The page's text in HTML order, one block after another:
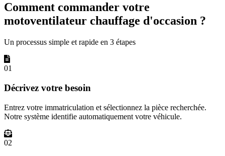
Comment commander votre
motoventilateur chauffage d'occasion ?
Un processus simple et rapide en 3 étapes
01
Décrivez votre besoin
Entrez votre immatriculation et sélectionnez la pièce recherchée.
Notre système identifie automatiquement votre véhicule.
02